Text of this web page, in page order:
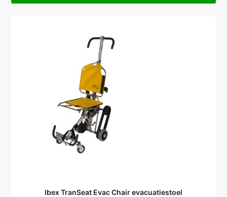
Ibex TranSeat Evac Chair evacuatiestoel